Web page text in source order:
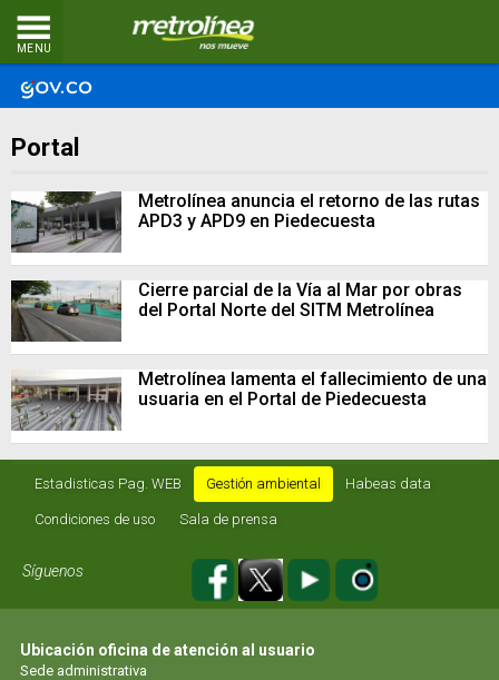
MENU
Portal
Metrolínea anuncia el retorno de las rutas
APD3 y APD9 en Piedecuesta
Cierre parcial de la Vía al Mar por obras
del Portal Norte del SITM Metrolínea
Metrolínea lamenta el fallecimiento de una
usuaria en el Portal de Piedecuesta
Estadisticas Pag. WEB Gestión ambiental Habeas data
Condiciones de uso Sala de prensa
Síguenos
Ubicación oficina de atención al usuario
Sede administrativa